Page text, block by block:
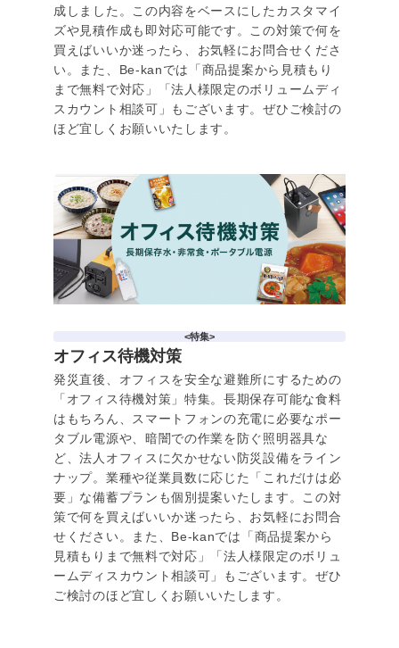
成しました。この内容をベースにしたカスタマイ
ズや見積作成も即対応可能です。この対策で何を
買えばいいか迷ったら、お気軽にお問合せくださ
い。また、Be-kanでは「商品提案から見積もり
まで無料で対応」「法人様限定のボリュームディ
スカウント相談可」もございます。ぜひご検討の
ほど宜しくお願いいたします。
<特集>
オフィス待機対策
発災直後、オフィスを安全な避難所にするための
「オフィス待機対策」特集。長期保存可能な食料
はもちろん、スマートフォンの充電に必要なポー
タブル電源や、暗闇での作業を防ぐ照明器具な
ど、法人オフィスに欠かせない防災設備をライン
ナップ。業種や従業員数に応じた「これだけは必
要」な備蓄プランも個別提案いたします。この対
策で何を買えばいいか迷ったら、お気軽にお問合
せください。また、Be-kanでは「商品提案から
見積もりまで無料で対応」「法人様限定のボリュ
ームディスカウント相談可」もございます。ぜひ
ご検討のほど宜しくお願いいたします。